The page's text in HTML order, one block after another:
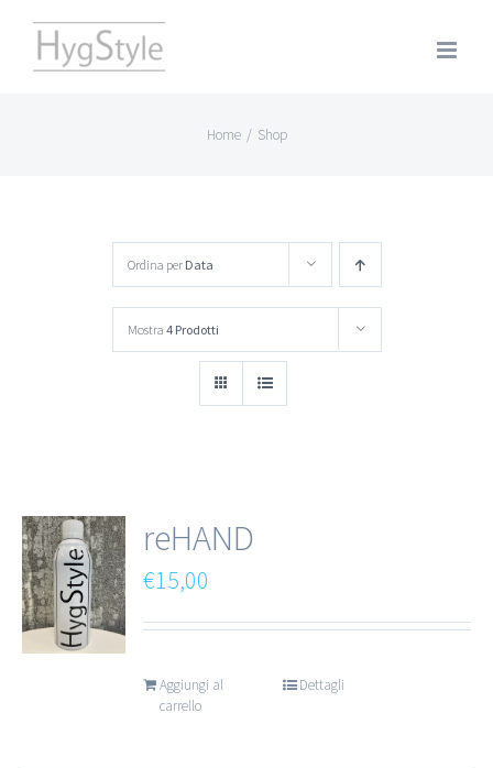
Salta
Home / Shop
Ordina per Data
Mostra 4 Prodotti
reHAND
€15,00
Aggiungi al
carrello
Dettagli